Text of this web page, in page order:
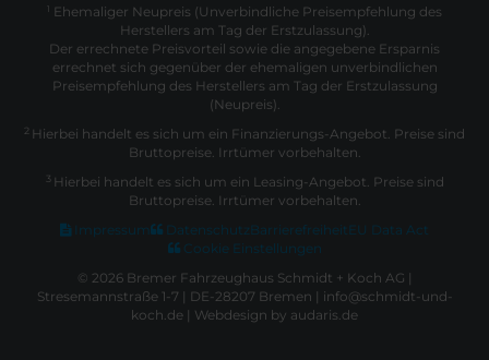
1 Ehemaliger Neupreis (Unverbindliche Preisempfehlung des
Herstellers am Tag der Erstzulassung).
Der errechnete Preisvorteil sowie die angegebene Ersparnis
errechnet sich gegenüber der ehemaligen unverbindlichen
Preisempfehlung des Herstellers am Tag der Erstzulassung
(Neupreis).
2 Hierbei handelt es sich um ein Finanzierungs-Angebot. Preise sind
Bruttopreise. Irrtümer vorbehalten.
3 Hierbei handelt es sich um ein Leasing-Angebot. Preise sind
Bruttopreise. Irrtümer vorbehalten.
Impressum
Datenschutz Barrierefreiheit EU Data Act
Cookie Einstellungen
© 2026 Bremer Fahrzeughaus Schmidt + Koch AG |
Stresemannstraße 1-7 | DE-28207 Bremen | info@schmidt-und-
koch.de | Webdesign by audaris.de